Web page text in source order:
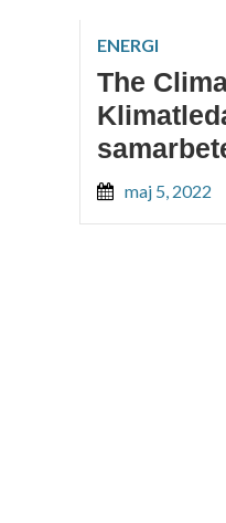
ENERGI
The
maj 5, 2022